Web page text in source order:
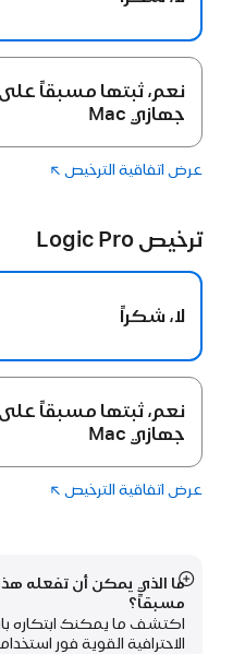
نعم، ثبتها مسبقاً على
جهازي Mac
عرض اتفاقية الترخيص Final Cut
(فتح
جديدة)
ترخيص Logic Pro
لا، شكراً
نعم، ثبتها مسبقاً على
جهازي Mac
عرض اتفاقية الترخيص Logic Pro‏
(فتح
ما الذي يمكن أن تفعله هذه
مسبقاً؟
اكتشف ما يمكنك ابتكاره
الاحترافية القوية فور
عرض
المزيد